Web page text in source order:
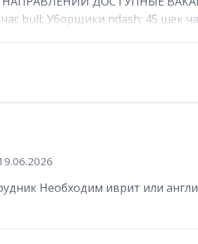
bull; Уборщики ndash; 45 шек
Необходим иврит или